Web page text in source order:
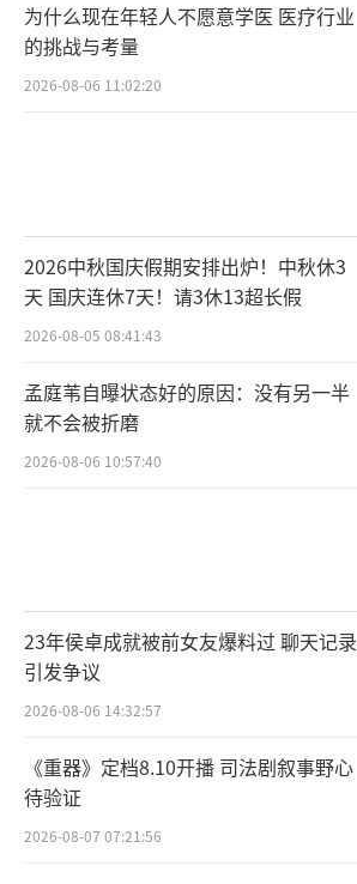
为什么现在年轻人不愿意学医 医疗行业
的挑战与考量
2026-08-06 11:02:20
2026中秋国庆假期安排出炉！中秋休3
天 国庆连休7天！请3休13超长假
2026-08-05 08:41:43
孟庭苇自曝状态好的原因：没有另一半
就不会被折磨
2026-08-06 10:57:40
23年侯卓成就被前女友爆料过 聊天记录
引发争议
2026-08-06 14:32:57
《重器》定档8.10开播 司法剧叙事野心
待验证
2026-08-07 07:21:56